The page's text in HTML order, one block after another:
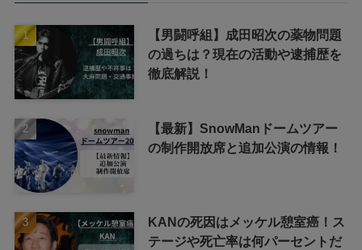
【男闘呼組】成田昭次の薬物問題
の過ちは？現在の活動や逮捕歴を
徹底解説！
【最新】SnowManドームツアー
の制作開放席と追加公演の情報！
KANの死因はメッケル憩室癌！ス
テージや死亡率は何パーセントだ